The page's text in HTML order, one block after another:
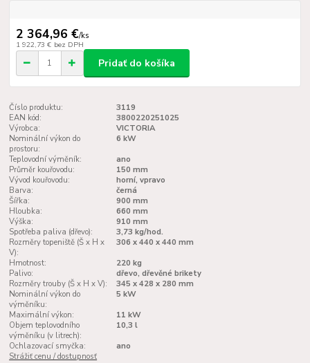
2 364,96 €/ks
1 922,73 € bez DPH
Pridať do košíka
Číslo produktu:
3119
EAN kód:
3800220251025
Výrobca:
VICTORIA
Nominální výkon do
prostoru:
6 kW
Teplovodní výměník:
ano
Průměr kouřovodu:
150 mm
Vývod kouřovodu:
horní, vpravo
Barva:
černá
Šířka:
900 mm
Hloubka:
660 mm
Výška:
910 mm
Spotřeba paliva (dřevo):
3,73 kg/hod.
Rozměry topeniště (Š x H x
V):
306 x 440 x 440 mm
Hmotnost:
220 kg
Palivo:
dřevo, dřevěné brikety
Rozměry trouby (Š x H x V):
345 x 428 x 280 mm
Nominální výkon do
výměníku:
5 kW
Maximální výkon:
11 kW
Objem teplovodního
výměníku (v litrech):
10,3 l
Ochlazovací smyčka:
ano
Strážiť cenu / dostupnosť